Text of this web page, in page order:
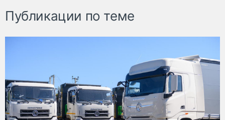
Публикации по теме